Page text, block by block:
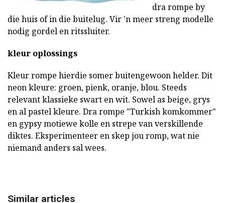
dra rompe by
die huis of in die buitelug. Vir 'n meer streng modelle
nodig gordel en ritssluiter.
kleur oplossings
Kleur rompe hierdie somer buitengewoon helder. Dit
neon kleure: groen, pienk, oranje, blou. Steeds
relevant klassieke swart en wit. Sowel as beige, grys
en al pastel kleure. Dra rompe "Turkish komkommer"
en gypsy motiewe kolle en strepe van verskillende
diktes. Eksperimenteer en skep jou romp, wat nie
niemand anders sal wees.
Similar articles